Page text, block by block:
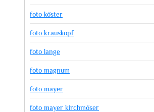
foto köster
foto krauskopf
foto lange
foto magnum
foto mayer
foto mayer kirchmöser